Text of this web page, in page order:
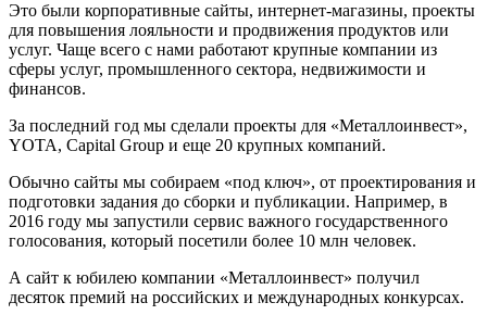
Это были корпоративные сайты, интернет-магазины, проекты
для повышения лояльности и продвижения продуктов или
услуг. Чаще всего с нами работают крупные компании из
сферы услуг, промышленного сектора, недвижимости и
финансов.
За последний год мы сделали проекты для «Металлоинвест»,
YOTA, Capital Group и еще 20 крупных компаний.
Обычно сайты мы собираем «под ключ», от проектирования и
подготовки задания до сборки и публикации. Например, в
2016 году мы запустили сервис важного государственного
голосования, который посетили более 10 млн человек.
А сайт к юбилею компании «Металлоинвест» получил
десяток премий на российских и международных конкурсах.